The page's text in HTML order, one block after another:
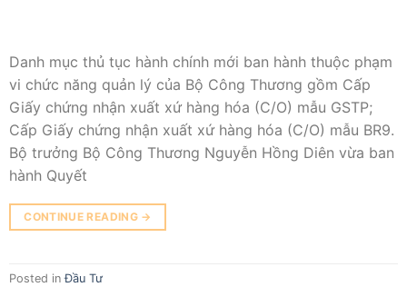
Danh mục thủ tục hành chính mới ban hành thuộc phạm
vi chức năng quản lý của Bộ Công Thương gồm Cấp
Giấy chứng nhận xuất xứ hàng hóa (C/O) mẫu GSTP;
Cấp Giấy chứng nhận xuất xứ hàng hóa (C/O) mẫu BR9.
Bộ trưởng Bộ Công Thương Nguyễn Hồng Diên vừa ban
hành Quyết
CONTINUE READING →
Posted inĐầu Tư